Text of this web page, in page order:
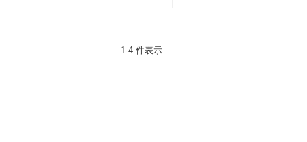
1-4 件表示